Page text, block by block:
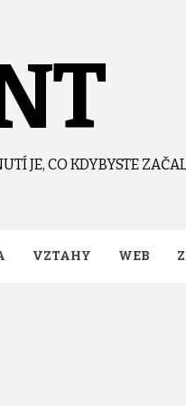
JE, CO KDYBYSTE
VZTAHY WEB